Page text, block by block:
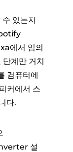
있는지
에서 임의
계만 거치
컴퓨터에
커에서 스
다.
설